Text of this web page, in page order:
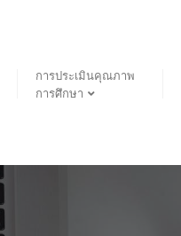
การประเมินคุณภาพ
การศึกษา